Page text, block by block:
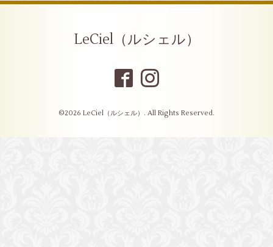
LeCiel（ルシェル）
©2026 LeCiel（ルシェル） . All Rights Reserved.